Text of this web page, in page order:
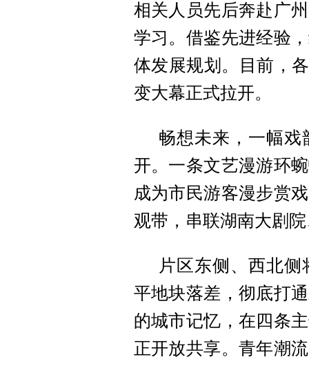
相关人员先后奔赴广
学习。借鉴先进经验
体发展规划。目前，
变大幕正式拉开。
畅想未来，一幅
开。一条文艺漫游环
成为市民游客漫步赏
观带，串联湖南大剧
片区东侧、西北
平地块落差，彻底打
的城市记忆，在四条
正开放共享。青年潮